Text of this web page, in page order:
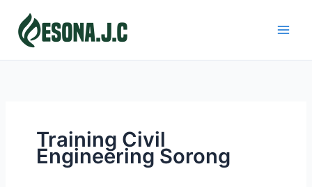
content
Training Civil
Engineering Sorong